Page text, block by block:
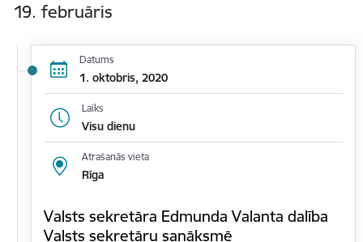
19. februāris
Datums
1. oktobris, 2020
Laiks
Visu dienu
Atrašanās vieta
Rīga
Valsts sekretāra Edmunda Valanta dalība
Valsts sekretāru sanāksmē